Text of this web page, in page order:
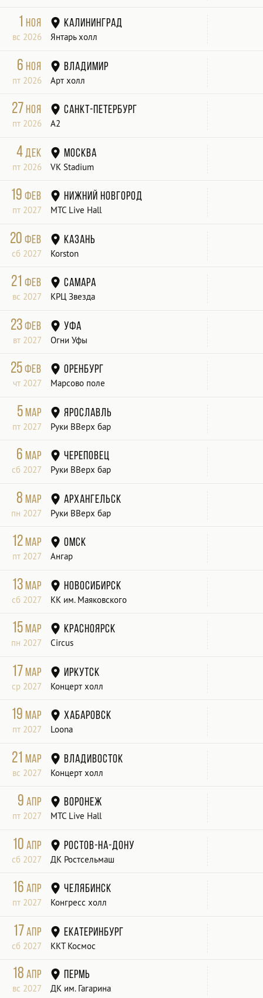
1ноя
вс 2026
Калининград
Янтарь холл
6ноя
пт 2026
Владимир
Арт холл
27ноя
пт 2026
Санкт-Петербург
А2
4дек
пт 2026
Москва
VK Stadium
19фев
пт 2027
Нижний Новгород
МТС Live Hall
20фев
сб 2027
Казань
Korston
21фев
вс 2027
Самара
КРЦ Звезда
23фев
вт 2027
Уфа
Огни Уфы
25фев
чт 2027
Оренбург
Марсово поле
5мар
пт 2027
Ярославль
Руки ВВерх бар
6мар
сб 2027
Череповец
Руки ВВерх бар
8мар
пн 2027
Архангельск
Руки ВВерх бар
12мар
пт 2027
Омск
Ангар
13мар
сб 2027
Новосибирск
КК им. Маяковского
15мар
пн 2027
Красноярск
Circus
17мар
ср 2027
Иркутск
Концерт холл
19мар
пт 2027
Хабаровск
Loona
21мар
вс 2027
Владивосток
Концерт холл
9апр
пт 2027
Воронеж
МТС Live Hall
10апр
сб 2027
Ростов-на-Дону
ДК Ростсельмаш
16апр
пт 2027
Челябинск
Конгресс холл
17апр
сб 2027
Екатеринбург
ККТ Космос
18апр
вс 2027
Пермь
ДК им. Гагарина